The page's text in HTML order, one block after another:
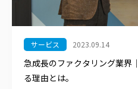
急成長のファクタリング業界
る理由とは。
サービス 2023.09.14